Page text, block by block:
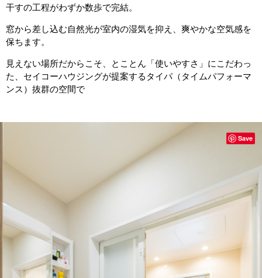
干すの工程がわずか数歩で完結。
窓から差し込む自然光が室内の湿気を抑え、爽やかな空気感を
保ちます。
見えない場所だからこそ、とことん「使いやすさ」にこだわっ
た、セイコーハウジングが提案するタイパ（タイムパフォーマ
ンス）抜群の空間で
Save